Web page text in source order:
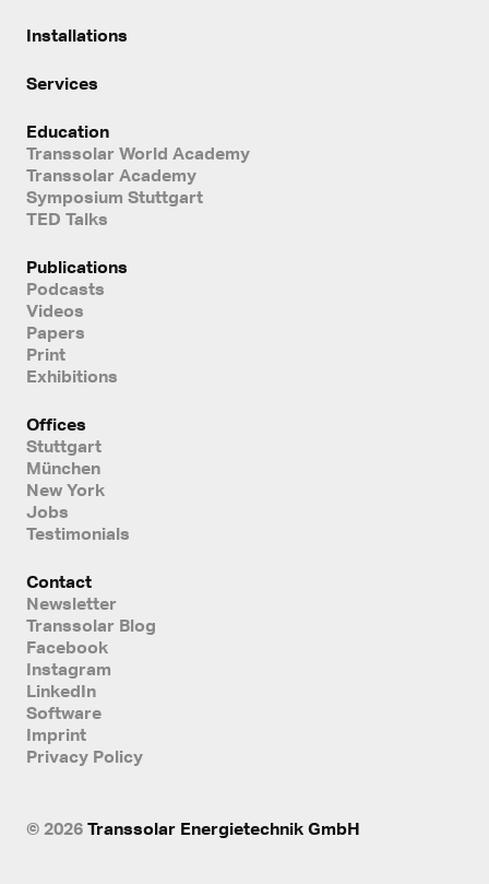
Installations
Services
Education
Transsolar World Academy
Transsolar Academy
Symposium Stuttgart
TED Talks
Publications
Podcasts
Videos
Papers
Print
Exhibitions
Offices
Stuttgart
München
New York
Jobs
Testimonials
Contact
Newsletter
Transsolar Blog
Facebook
Instagram
LinkedIn
Software
Imprint
Privacy Policy
© 2026 Transsolar Energietechnik GmbH